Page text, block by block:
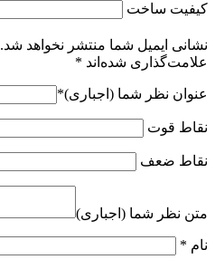
کیفیت ساخت
نشانی ایمیل شما منتشر نخواهد شد.
علامت‌گذاری شده‌اند *
عنوان نظر شما (اجباری)*
نقاط قوت
نقاط ضعف
متن نظر شما (اجباری)
نام *